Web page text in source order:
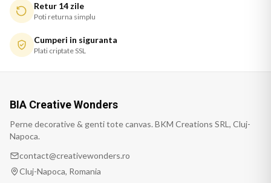
Retur 14 zile
Poti returna simplu
Cumperi in siguranta
Plati criptate SSL
BIA Creative Wonders
Perne decorative & genti tote canvas. BKM Creations SRL, Cluj-
Napoca.
contact@creativewonders.ro
Cluj-Napoca, Romania